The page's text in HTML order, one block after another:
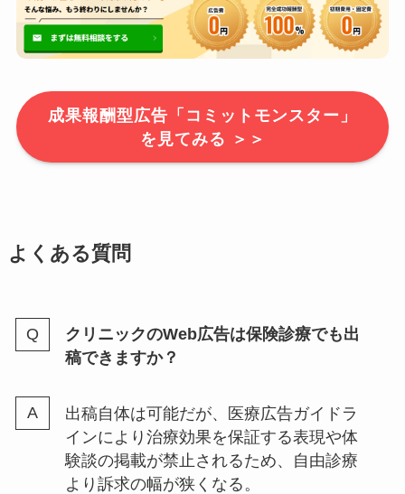
成果報酬型広告「コミットモンスター」
を見てみる ＞＞
よくある質問
クリニックのWeb広告は保険診療でも出
稿できますか？
出稿自体は可能だが、医療広告ガイドラ
インにより治療効果を保証する表現や体
験談の掲載が禁止されるため、自由診療
より訴求の幅が狭くなる。